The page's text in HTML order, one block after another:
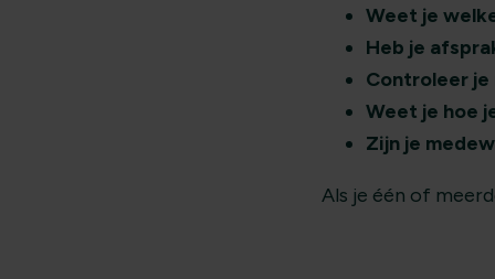
Weet je
Heb je
Controleer je
Weet je hoe
Zijn je
Als je één of